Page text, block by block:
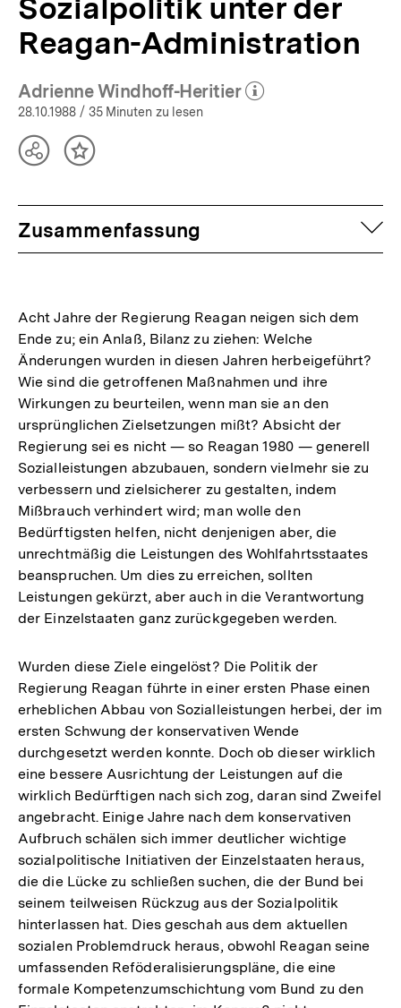
Sozialpolitik unter der
Reagan-Administration
Adrienne Windhoff-Heritier
(Mehr zum Autor)
28.10.1988 / 35 Minuten zu lesen
TeilenInhalt
Zusammenfassung
Acht Jahre der Regierung Reagan neigen sich dem
Ende zu; ein Anlaß, Bilanz zu ziehen: Welche
Änderungen wurden in diesen Jahren herbeigeführt?
Wie sind die getroffenen Maßnahmen und ihre
Wirkungen zu beurteilen, wenn man sie an den
ursprünglichen Zielsetzungen mißt? Absicht der
Regierung sei es nicht — so Reagan 1980 — generell
Sozialleistungen abzubauen, sondern vielmehr sie zu
verbessern und zielsicherer zu gestalten, indem
Mißbrauch verhindert wird; man wolle den
Bedürftigsten helfen, nicht denjenigen aber, die
unrechtmäßig die Leistungen des Wohlfahrtsstaates
beanspruchen. Um dies zu erreichen, sollten
Leistungen gekürzt, aber auch in die Verantwortung
der Einzelstaaten ganz zurückgegeben werden.
Wurden diese Ziele eingelöst? Die Politik der
Regierung Reagan führte in einer ersten Phase einen
erheblichen Abbau von Sozialleistungen herbei, der im
ersten Schwung der konservativen Wende
durchgesetzt werden konnte. Doch ob dieser wirklich
eine bessere Ausrichtung der Leistungen auf die
wirklich Bedürftigen nach sich zog, daran sind Zweifel
angebracht. Einige Jahre nach dem konservativen
Aufbruch schälen sich immer deutlicher wichtige
sozialpolitische Initiativen der Einzelstaaten heraus,
die die Lücke zu schließen suchen, die der Bund bei
seinem teilweisen Rückzug aus der Sozialpolitik
hinterlassen hat. Dies geschah aus dem aktuellen
sozialen Problemdruck heraus, obwohl Reagan seine
umfassenden Reföderalisierungspläne, die eine
formale Kompetenzumschichtung vom Bund zu den